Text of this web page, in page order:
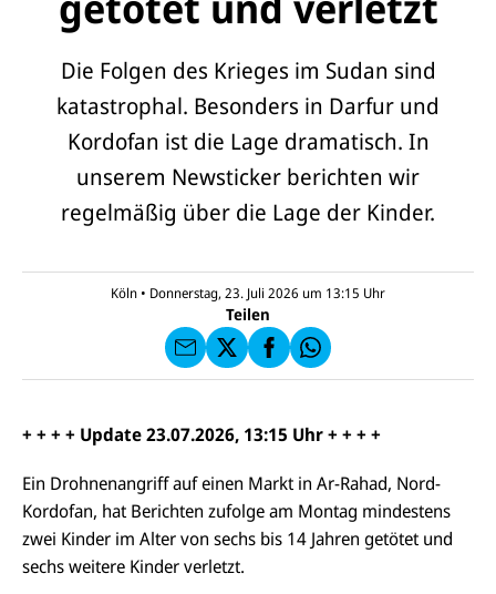
Die Folgen des Krieges im Sudan sind
katastrophal. Besonders in Darfur und
Kordofan ist die Lage dramatisch. In
unserem Newsticker berichten wir
regelmäßig über die Lage der Kinder.
Köln • Donnerstag, 23. Juli 2026 um 13:15 Uhr
Teilen
M
a
U
I
C
E
e
n
e
n
U
N
I
C
E
F
a
X
U
N
E
F
a
u
f
F
a
b
k
IC
F
uf
W
h
a
p
+ + + + Update 23.07.2026, 13:15 Uhr + + + +
Ein Drohnenangriff auf einen Markt in Ar-Rahad, Nord-
Kordofan, hat Berichten zufolge am Montag mindestens
zwei Kinder im Alter von sechs bis 14 Jahren getötet und
sechs weitere Kinder verletzt.